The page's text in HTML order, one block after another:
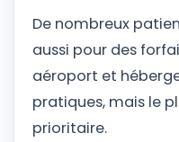
De nombreux
aussi pour des
aéroport et
pratiques, mais le
prioritaire.